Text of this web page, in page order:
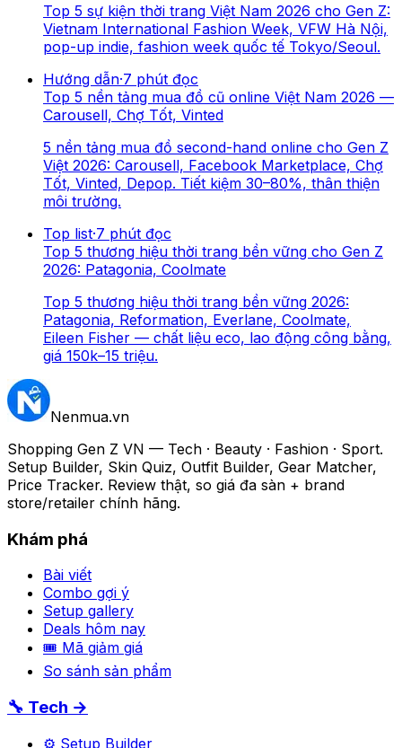
Top 5 sự kiện thời trang Việt Nam 2026 cho Gen Z:
Vietnam International Fashion Week, VFW Hà Nội,
pop-up indie, fashion week quốc tế Tokyo/Seoul.
Hướng dẫn·7 phút đọc
Top 5 nền tảng mua đồ cũ online Việt Nam 2026 —
Carousell, Chợ Tốt, Vinted
5 nền tảng mua đồ second-hand online cho Gen Z
Việt 2026: Carousell, Facebook Marketplace, Chợ
Tốt, Vinted, Depop. Tiết kiệm 30–80%, thân thiện
môi trường.
Top list·7 phút đọc
Top 5 thương hiệu thời trang bền vững cho Gen Z
2026: Patagonia, Coolmate
Top 5 thương hiệu thời trang bền vững 2026:
Patagonia, Reformation, Everlane, Coolmate,
Eileen Fisher — chất liệu eco, lao động công bằng,
giá 150k–15 triệu.
Nenmua.vn
Shopping Gen Z VN — Tech · Beauty · Fashion · Sport.
Setup Builder, Skin Quiz, Outfit Builder, Gear Matcher,
Price Tracker. Review thật, so giá đa sàn + brand
store/retailer chính hãng.
Khám phá
Bài viết
Combo gợi ý
Setup gallery
Deals hôm nay
🎟 Mã giảm giá
So sánh sản phẩm
🔧 Tech →
⚙️ Setup Builder